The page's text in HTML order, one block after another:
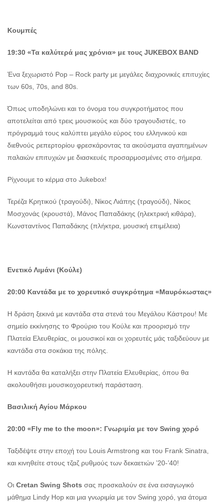
Κουμπές
19:30 «Τα καλύτερά μας χρόνια» με τους JUKEBOX BAND
Ένα ξεχωριστό Pop – Rock party με μεγάλες διαχρονικές επιτυχίες
των 60s, 70s, and 80s.
Όπως υποδηλώνει και το όνομα του συγκροτήματος που
αποτελείται από τρεις μουσικούς και δύο τραγουδιστές, το
πρόγραμμά τους καλύπτει μεγάλο εύρος του ελληνικού και
διεθνούς ρεπερτορίου φρεσκάροντας τα ακούσματα αγαπημένων
παλαιών επιτυχιών με διασκευές προσαρμοσμένες στο σήμερα.
Ρίχνουμε το κέρμα στο Jukebox!
Τερέζα Κρητικού (τραγούδι), Νίκος Λιάπης (τραγούδι), Νίκος
Μοσχονάς (κρουστά), Μάνος Παπαδάκης (ηλεκτρική κιθάρα),
Κωνσταντίνος Παπαδάκης (πλήκτρα, μουσική επιμέλεια)
Ενετικό Λιμάνι (Κούλε)
20:00 Καντάδα με το χορευτικό συγκρότημα «Μαυρόκωστας»
Η δράση ξεκινά με καντάδα στα στενά του Μεγάλου Κάστρου! Με
σημείο εκκίνησης το Φρούριο του Κούλε και προορισμό την
Πλατεία Ελευθερίας, οι μουσικοί και οι χορευτές μάς ταξιδεύουν με
καντάδα στα σοκάκια της πόλης.
Η καντάδα θα καταλήξει στην Πλατεία Ελευθερίας, όπου θα
ακολουθήσει μουσικοχορευτική παράσταση.
Βασιλική Αγίου Μάρκου
20:00 «Fly me to the moon»: Γνωριμία με τον Swing χορό
Ταξιδέψτε στην εποχή του Louis Armstrong και του Frank Sinatra,
και κινηθείτε στους τζαζ ρυθμούς των δεκαετιών ’20-’40!
Οι Cretan Swing Shots σας προσκαλούν σε ένα εισαγωγικό
μάθημα Lindy Hop και μια γνωριμία με τον Swing χορό, για άτομα